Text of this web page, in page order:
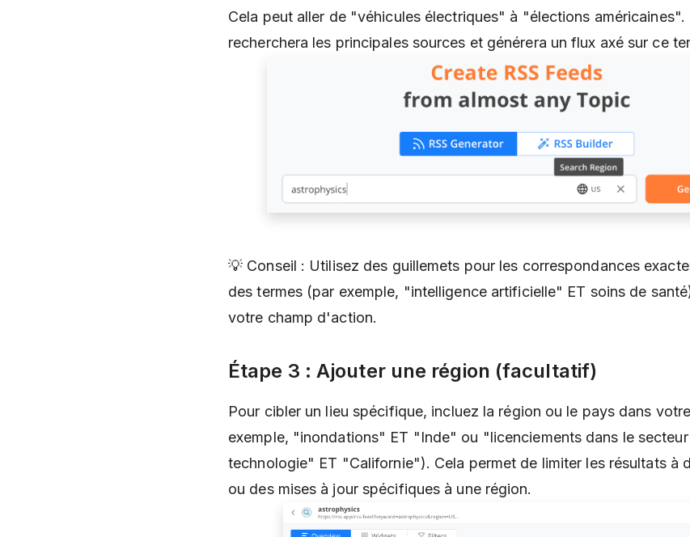
Cela peut aller de "véhicules électriques" à "élections américaines".
recherchera les principales sources et générera un flux axé sur ce
💡 Conseil : Utilisez des guillemets pour les correspondances
des termes (par exemple, "intelligence artificielle" ET soins de
votre champ d'action.
Étape 3 : Ajouter une région (facultatif)
Pour cibler un lieu spécifique, incluez la région ou le pays dans
exemple, "inondations" ET "Inde" ou "licenciements dans le secteur
technologie" ET "Californie"). Cela permet de limiter les résultats à
ou des mises à jour spécifiques à une région.